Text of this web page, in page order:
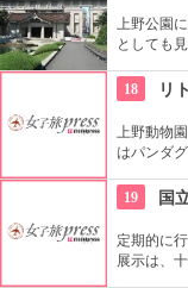
上野公園
としても
す。オリ
もできる
18 リ
上野動物
はパンダ
のほかの
たはお土
19 国
定期的に
展示は、